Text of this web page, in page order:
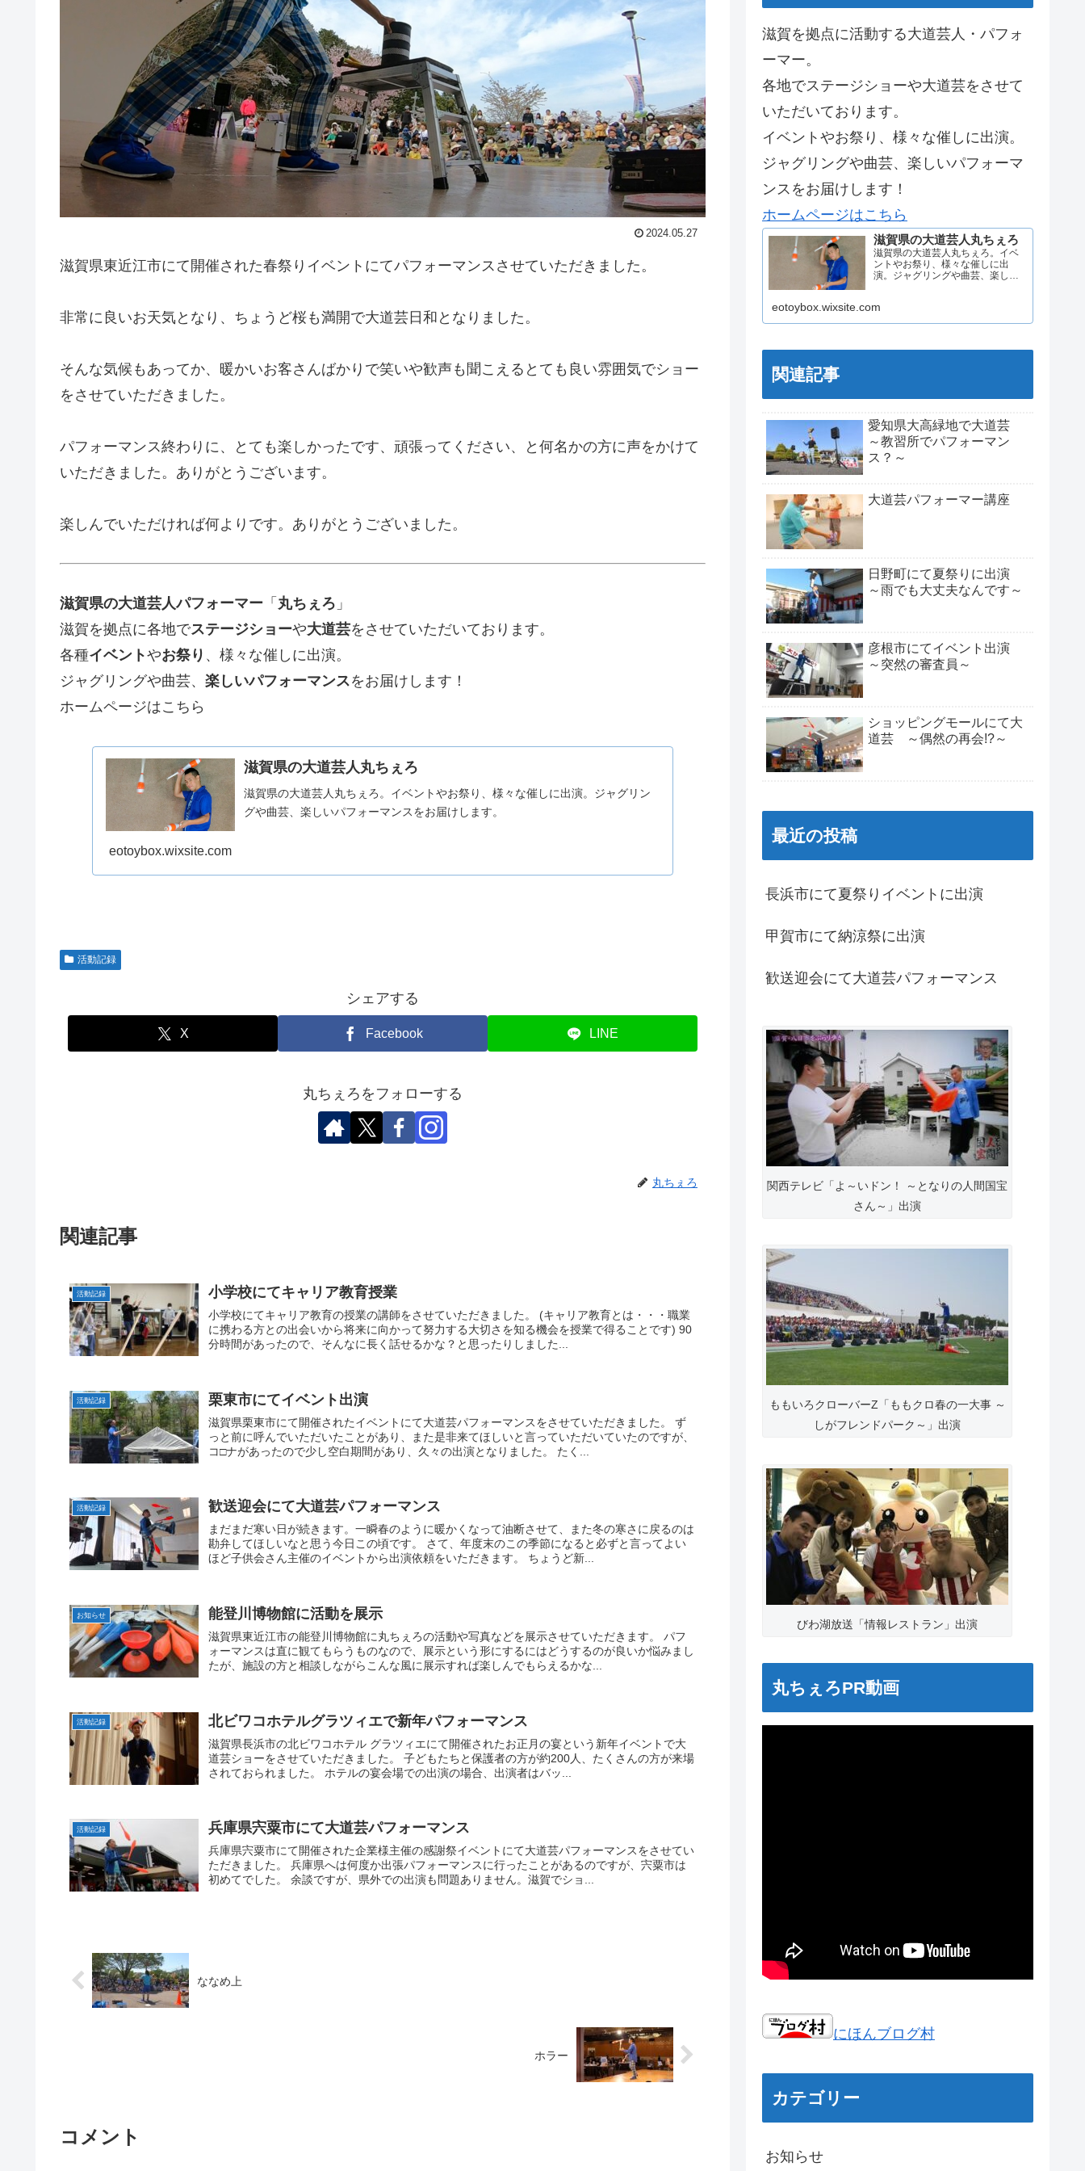
2024.05.27
滋賀県東近江市にて開催された春祭りイベントにてパフォーマンスさせていただきました。
非常に良いお天気となり、ちょうど桜も満開で大道芸日和となりました。
そんな気候もあってか、暖かいお客さんばかりで笑いや歓声も聞こえるとても良い雰囲気でショー
をさせていただきました。
パフォーマンス終わりに、とても楽しかったです、頑張ってください、と何名かの方に声をかけて
いただきました。ありがとうございます。
楽しんでいただければ何よりです。ありがとうございました。
滋賀県の大道芸人パフォーマー 「 丸ちぇろ 」
滋賀を拠点に各地でステージショーや大道芸をさせていただいております。
各種イベントやお祭り 、様々な催しに出演。
ジャグリングや曲芸、 楽しいパフォーマンスをお届けします！
ホームページはこちら
滋賀県の大道芸人丸ちぇろ
滋賀県の大道芸人丸ちぇろ。イベントやお祭り、様々な催しに出演。ジャグリン
グや曲芸、楽しいパフォーマンスをお届けします。
eotoybox.wixsite.com
活動記録
シェアする
X Facebook LINE
丸ちぇろをフォローする
丸ちぇろ
関連記事
活動記録 小学校にてキャリア教育授業
小学校にてキャリア教育の授業の講師をさせていただきました。 (キャリア教育とは・・・職業
に携わる方との出会いから将来に向かって努力する大切さを知る機会を授業で得ることです) 90
分時間があったので、そんなに長く話せるかな？と思ったりしました...
活動記録 栗東市にてイベント出演
滋賀県栗東市にて開催されたイベントにて大道芸パフォーマンスをさせていただきました。 ず
っと前に呼んでいただいたことがあり、また是非来てほしいと言っていただいていたのですが、
コ□ナがあったので少し空白期間があり、久々の出演となりました。 たく...
活動記録 歓送迎会にて大道芸パフォーマンス
まだまだ寒い日が続きます。一瞬春のように暖かくなって油断させて、また冬の寒さに戻るのは
勘弁してほしいなと思う今日この頃です。 さて、年度末のこの季節になると必ずと言ってよい
ほど子供会さん主催のイベントから出演依頼をいただきます。 ちょうど新...
お知らせ 能登川博物館に活動を展示
滋賀県東近江市の能登川博物館に丸ちぇろの活動や写真などを展示させていただきます。 パフ
ォーマンスは直に観てもらうものなので、展示という形にするにはどうするのが良いか悩みまし
たが、施設の方と相談しながらこんな風に展示すれば楽しんでもらえるかな...
活動記録 北ビワコホテルグラツィエで新年パフォーマンス
滋賀県長浜市の北ビワコホテル グラツィエにて開催されたお正月の宴という新年イベントで大
道芸ショーをさせていただきました。 子どもたちと保護者の方が約200人、たくさんの方が来場
されておられました。 ホテルの宴会場での出演の場合、出演者はバッ...
活動記録 兵庫県宍粟市にて大道芸パフォーマンス
兵庫県宍粟市にて開催された企業様主催の感謝祭イベントにて大道芸パフォーマンスをさせてい
ただきました。 兵庫県へは何度か出張パフォーマンスに行ったことがあるのですが、宍粟市は
初めてでした。 余談ですが、県外での出演も問題ありません。滋賀でショ...
ななめ上
ホラー
コメント
滋賀を拠点に活動する大道芸人・パフォ
ーマー。
各地でステージショーや大道芸をさせて
いただいております。
イベントやお祭り、様々な催しに出演。
ジャグリングや曲芸、楽しいパフォーマ
ンスをお届けします！
ホームページはこちら
滋賀県の大道芸人丸ちぇろ
滋賀県の大道芸人丸ちぇろ。イベ
ントやお祭り、様々な催しに出
演。ジャグリングや曲芸、楽しい
eotoybox.wixsite.com
関連記事
愛知県大高緑地で大道芸
～教習所でパフォーマン
ス？～
大道芸パフォーマー講座
日野町にて夏祭りに出演
～雨でも大丈夫なんです～
彦根市にてイベント出演
～突然の審査員～
ショッピングモールにて大
道芸 ～偶然の再会!?～
最近の投稿
長浜市にて夏祭りイベントに出演
甲賀市にて納涼祭に出演
歓送迎会にて大道芸パフォーマンス
関西テレビ「よ～いドン！ ～となりの人間国宝
さん～」出演
ももいろクローバーZ「ももクロ春の一大事 ～
しがフレンドパーク～」出演
びわ湖放送「情報レストラン」出演
丸ちぇろPR動画
にほんブログ村
カテゴリー
お知らせ